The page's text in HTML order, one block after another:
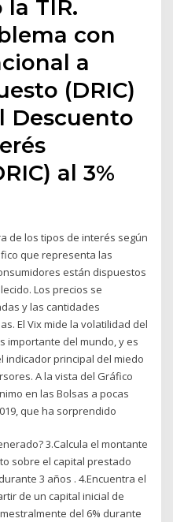
la TIR.
con
a
(DRIC)
Descuento
al 3%
de los tipos de interés según
que representa las
están dispuestos
Los precios se
y las cantidades
El Vix mide la volatilidad del
importante del mundo, y es
indicador principal del miedo
A la vista del Gráfico
en las Bolsas a pocas
que ha sorprendido
3.Calcula el montante
sobre el capital prestado
3 años . 4.Encuentra el
de un capital inicial de
del 6% durante